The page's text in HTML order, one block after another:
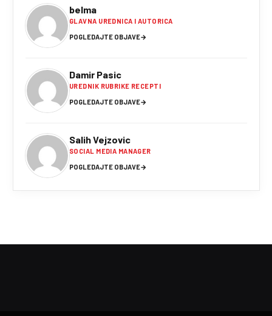
belma
GLAVNA UREDNICA I AUTORICA
POGLEDAJTE OBJAVE→
Damir Pasic
UREDNIK RUBRIKE RECEPTI
POGLEDAJTE OBJAVE→
Salih Vejzovic
SOCIAL MEDIA MANAGER
POGLEDAJTE OBJAVE→